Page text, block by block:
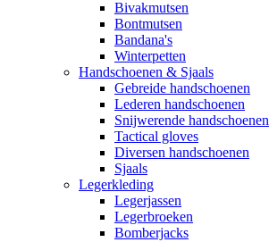
Bivakmutsen
Bontmutsen
Bandana's
Winterpetten
Handschoenen & Sjaals
Gebreide handschoenen
Lederen handschoenen
Snijwerende handschoenen
Tactical gloves
Diversen handschoenen
Sjaals
Legerkleding
Legerjassen
Legerbroeken
Bomberjacks